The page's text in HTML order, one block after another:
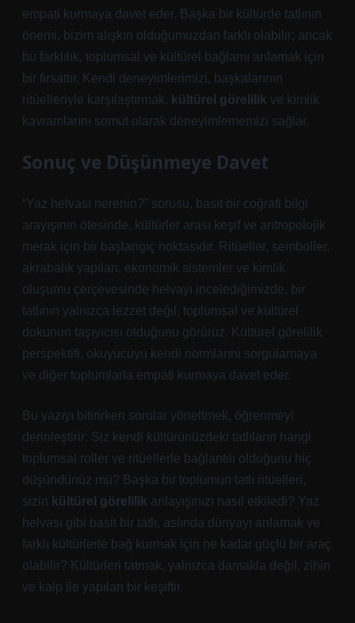
empati kurmaya davet eder. Başka bir kültürde tatlının
önemi, bizim alışkın olduğumuzdan farklı olabilir; ancak
bu farklılık, toplumsal ve kültürel bağlamı anlamak için
bir fırsattır. Kendi deneyimlerimizi, başkalarının
ritüelleriyle karşılaştırmak, kültürel görelilik ve kimlik
kavramlarını somut olarak deneyimlememizi sağlar.
Sonuç ve Düşünmeye Davet
“Yaz helvası nerenin?” sorusu, basit bir coğrafi bilgi
arayışının ötesinde, kültürler arası keşif ve antropolojik
merak için bir başlangıç noktasıdır. Ritüeller, semboller,
akrabalık yapıları, ekonomik sistemler ve kimlik
oluşumu çerçevesinde helvayı incelediğimizde, bir
tatlının yalnızca lezzet değil, toplumsal ve kültürel
dokunun taşıyıcısı olduğunu görürüz. Kültürel görelilik
perspektifi, okuyucuyu kendi normlarını sorgulamaya
ve diğer toplumlarla empati kurmaya davet eder.
Bu yazıyı bitirirken sorular yöneltmek, öğrenmeyi
derinleştirir: Siz kendi kültürünüzdeki tatlıların hangi
toplumsal roller ve ritüellerle bağlantılı olduğunu hiç
düşündünüz mü? Başka bir toplumun tatlı ritüelleri,
sizin kültürel görelilik anlayışınızı nasıl etkiledi? Yaz
helvası gibi basit bir tatlı, aslında dünyayı anlamak ve
farklı kültürlerle bağ kurmak için ne kadar güçlü bir araç
olabilir? Kültürleri tatmak, yalnızca damakla değil, zihin
ve kalp ile yapılan bir keşiftir.